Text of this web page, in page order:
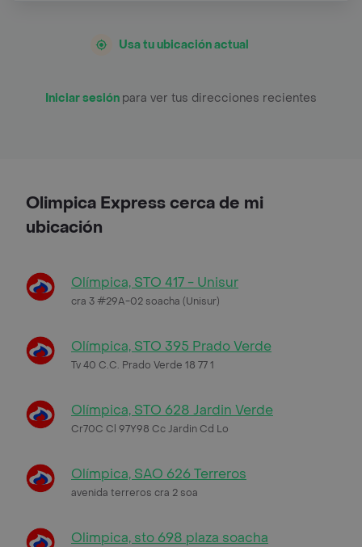
Usa tu ubicación actual
Iniciar sesión para ver tus direcciones recientes
Olimpica Express cerca de mi
ubicación
Olímpica, STO 417 - Unisur
cra 3 #29A-02 soacha (Unisur)
Olímpica, STO 395 Prado Verde
Tv 40 C.C. Prado Verde 18 77 1
Olímpica, STO 628 Jardin Verde
Cr70C Cl 97Y98 Cc Jardin Cd Lo
Olímpica, SAO 626 Terreros
avenida terreros cra 2 soa
Olimpica, sto 698 plaza soacha